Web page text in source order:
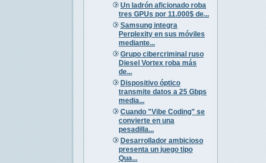
Un ladrón aficionado roba
tres GPUs por 11.000$ de...
Samsung integra
Perplexity en sus móviles
mediante...
Grupo cibercriminal ruso
Diesel Vortex roba más
de...
Dispositivo óptico
transmite datos a 25 Gbps
media...
Cuando "Vibe Coding" se
convierte en una
pesadilla...
Desarrollador ambicioso
presenta un juego tipo
Qua...